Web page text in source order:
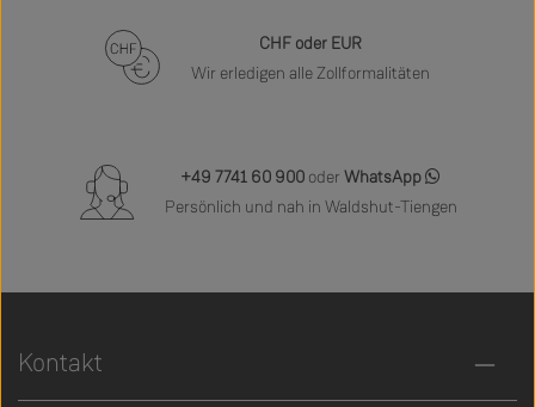
CHF oder EUR
Wir erledigen alle Zollformalitäten
+49 7741 60 900 oder WhatsApp
Persönlich und nah in Waldshut-Tiengen
Kontakt